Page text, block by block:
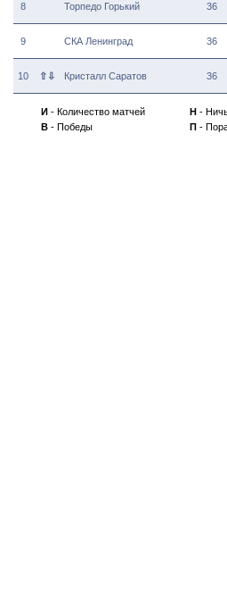
8 Торпедо Горький 36
9 СКА Ленинград 36
10 ⇧⇩ Кристалл Саратов 36
И - Количество матчей
В - Победы
Н -
П -